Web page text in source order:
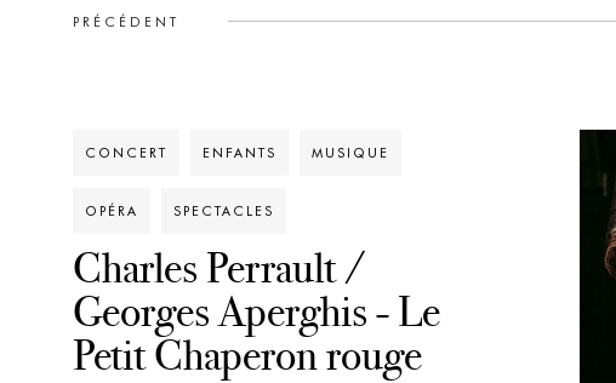
PRÉCÉDENT
CONCERT ENFANTS MUSIQUE
OPÉRA SPECTACLES
Charles Perrault /
Georges Aperghis - Le
Petit Chaperon rouge